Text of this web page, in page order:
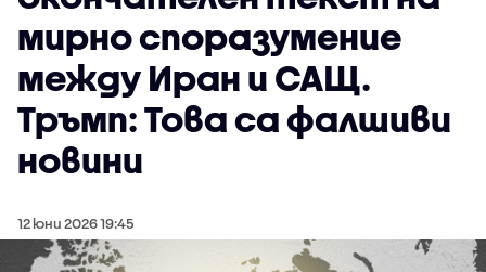
мирно споразумение
между Иран и САЩ.
Тръмп: Това са фалшиви
новини
12 юни 2026 19:45